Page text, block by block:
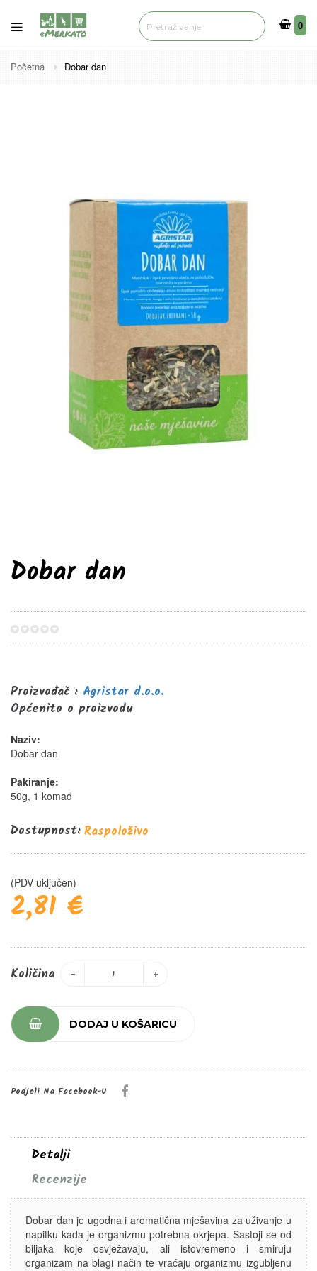
00
Početna Dobar dan
Dobar dan
Proizvođač : Agristar d.o.o.
Općenito o proizvodu
Naziv:
Dobar dan
Pakiranje:
50g, 1 komad
Dostupnost:Raspoloživo
(PDV uključen)
2,81 €
Količina
DODAJ U KOŠARICU
Podjeli Na Facebook-U
Detalji
Recenzije
Dobar dan je ugodna i aromatična mješavina za uživanje u
napitku kada je organizmu potrebna okrjepa. Sastoji se od
biljaka koje osvježavaju, ali istovremeno i smiruju
organizam na blagi način te vraćaju organizmu izgubljenu